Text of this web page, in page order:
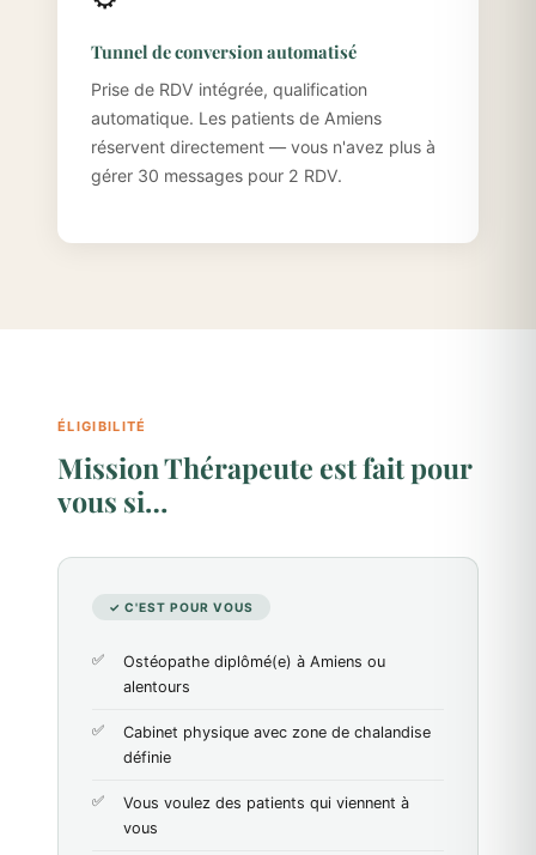
Tunnel de conversion automatisé
Prise de RDV intégrée, qualification
automatique. Les patients de Amiens
réservent directement — vous n'avez plus à
gérer 30 messages pour 2 RDV.
ÉLIGIBILITÉ
Mission Thérapeute est fait pour
vous si…
✓ C'EST POUR VOUS
Ostéopathe diplômé(e) à Amiens ou
alentours
Cabinet physique avec zone de chalandise
définie
Vous voulez des patients qui viennent à
vous